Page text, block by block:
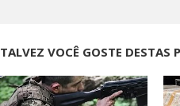
TALVEZ VOCÊ GOSTE DESTAS